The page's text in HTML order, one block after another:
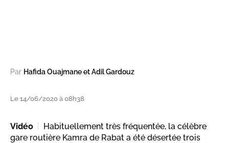
Par Hafida Ouajmane et Adil Gardouz
Le 14/06/2020 à 08h38
Vidéo
Habituellement très fréquentée, la célèbre
gare routière Kamra de Rabat a été désertée trois